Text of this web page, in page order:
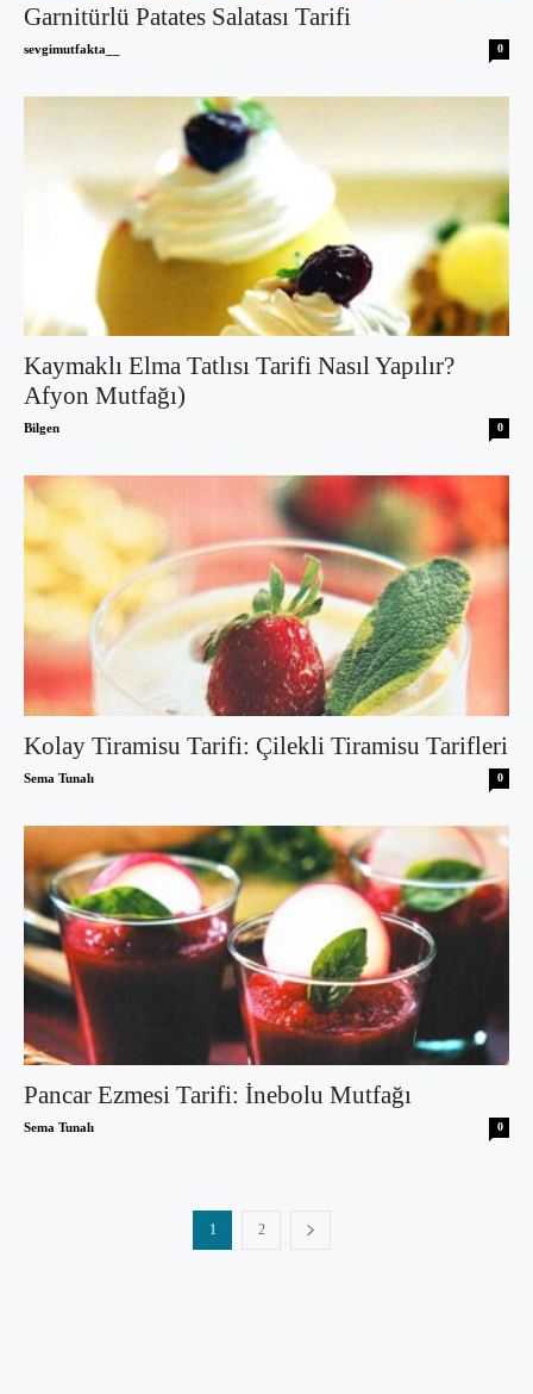
Garnitürlü Patates Salatası Tarifi
sevgimutfakta__ 0
Kaymaklı Elma Tatlısı Tarifi Nasıl Yapılır?
Afyon Mutfağı)
Bilgen 0
Kolay Tiramisu Tarifi: Çilekli Tiramisu Tarifleri
Sema Tunalı 0
Pancar Ezmesi Tarifi: İnebolu Mutfağı
Sema Tunalı 0
1 2